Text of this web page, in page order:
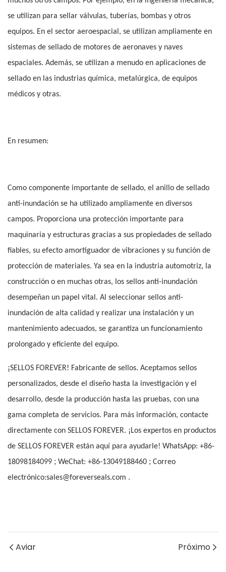
se utilizan para sellar válvulas, tuberías, bombas y otros
equipos. En el sector aeroespacial, se utilizan ampliamente en
sistemas de sellado de motores de aeronaves y naves
espaciales. Además, se utilizan a menudo en aplicaciones de
sellado en las industrias química, metalúrgica, de equipos
médicos y otras.
En resumen:
Como componente importante de sellado, el anillo de sellado
anti-inundación se ha utilizado ampliamente en diversos
campos. Proporciona una protección importante para
maquinaria y estructuras gracias a sus propiedades de sellado
fiables, su efecto amortiguador de vibraciones y su función de
protección de materiales. Ya sea en la industria automotriz, la
construcción o en muchas otras, los sellos anti-inundación
desempeñan un papel vital. Al seleccionar sellos anti-
inundación de alta calidad y realizar una instalación y un
mantenimiento adecuados, se garantiza un funcionamiento
prolongado y eficiente del equipo.
¡SELLOS FOREVER! Fabricante de sellos. Aceptamos sellos
personalizados, desde el diseño hasta la investigación y el
desarrollo, desde la producción hasta las pruebas, con una
gama completa de servicios. Para más información, contacte
directamente con SELLOS FOREVER. ¡Los expertos en productos
de SELLOS FOREVER están aquí para ayudarle! WhatsApp: +86-
18098184099 ; WeChat: +86-13049188460 ; Correo
electrónico:sales@foreverseals.com .
Aviar Próximo